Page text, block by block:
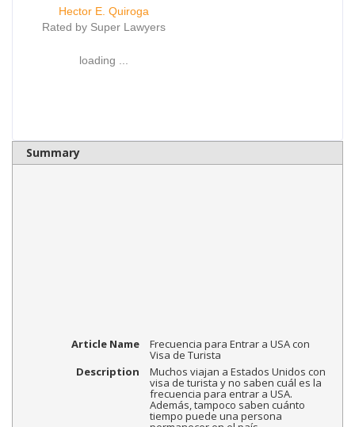
Hector E. Quiroga
Rated by Super Lawyers
loading ...
Summary
Article Name Frecuencia para Entrar a USA con
Visa de Turista
Description
Muchos viajan a Estados Unidos con
visa de turista y no saben cuál es la
frecuencia para entrar a USA.
Además, tampoco saben cuánto
tiempo puede una persona